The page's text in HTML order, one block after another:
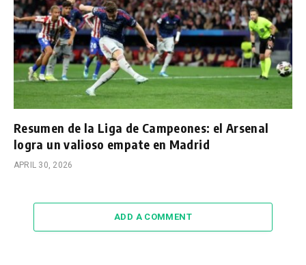
Resumen de la Liga de Campeones: el Arsenal
logra un valioso empate en Madrid
APRIL 30, 2026
ADD A COMMENT